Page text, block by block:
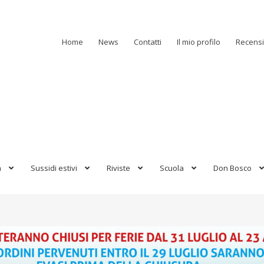
Home News Contatti Il mio profilo
Sussidi estivi Riviste Scuola Don Bosco